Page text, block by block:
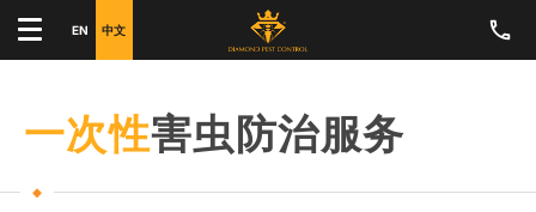
EN 中文
一次性害虫防治服务